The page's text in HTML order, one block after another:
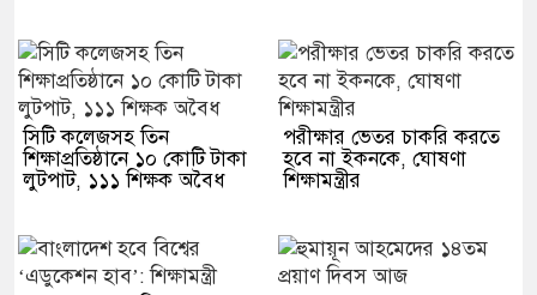
সিটি কলেজসহ তিন
শিক্ষাপ্রতিষ্ঠানে ১০ কোটি টাকা
লুটপাট, ১১১ শিক্ষক অবৈধ
পরীক্ষার ভেতর চাকরি করতে
হবে না ইকনকে, ঘোষণা
শিক্ষামন্ত্রীর